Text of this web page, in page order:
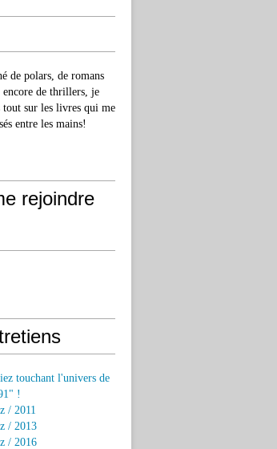
de polars, de romans
encore de thrillers, je
tout sur les livres qui me
entre les mains!
rejoindre
touchant l'univers de
!
/ 2011
/ 2013
/ 2016